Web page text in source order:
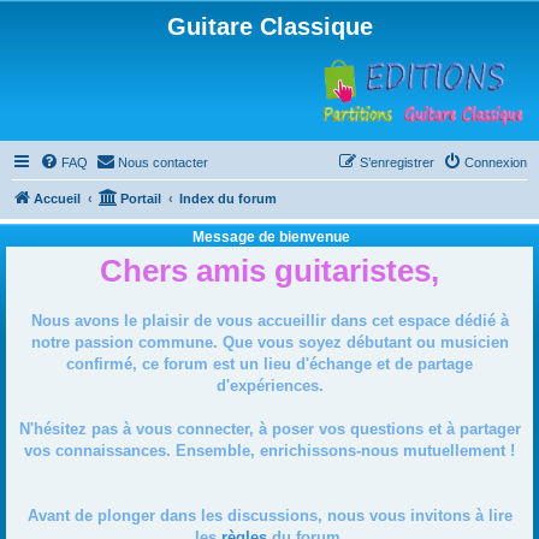
Guitare Classique
FAQ Nous contacter Connexion
S’enregistrer
Accueil Portail Index du forum
Message de bienvenue
Chers amis guitaristes,
Nous avons le plaisir de vous accueillir dans cet espace dédié à
notre passion commune. Que vous soyez débutant ou musicien
confirmé, ce forum est un lieu d'échange et de partage
d'expériences.
N'hésitez pas à vous connecter, à poser vos questions et à partager
vos connaissances. Ensemble, enrichissons-nous mutuellement !
Avant de plonger dans les discussions, nous vous invitons à lire